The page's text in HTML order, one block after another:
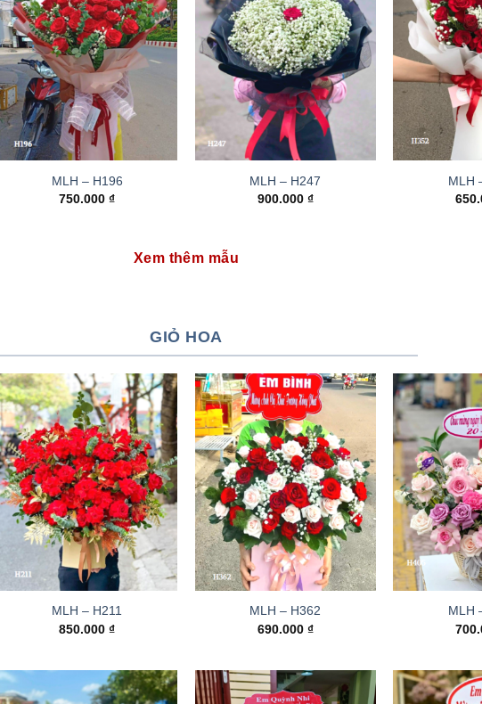
MLH – H196
750.000₫
MLH – H247
900.000 ₫
MLH
Xem thêm mẫu
GIỎ HOA
MLH – H211
850.000₫
MLH – H362
690.000 ₫
MLH